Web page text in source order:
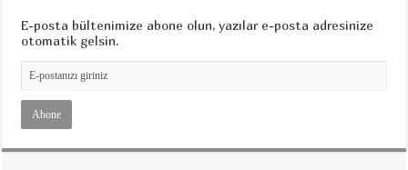
E-posta bültenimize abone olun, yazılar e-posta adresinize
otomatik gelsin.